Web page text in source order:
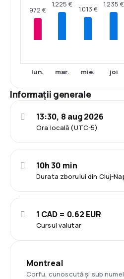
972 €
lun.
1.225 €
mar.
1.013 €
mie.
1.235 €
joi
Informații generale
Ora locală (UTC-5)
13:30, 8 aug 2026
Durata zborului din Cluj-
10h 30 min
Cursul valutar
1 CAD = 0.62 EUR
Montreal
Corfu, cunoscută și sub